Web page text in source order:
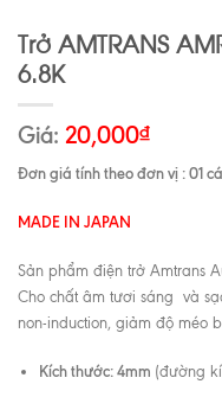
Trở AMTRANS
6.8K
Giá: 20,000₫
Đơn giá tính theo đơn vị : 01
MADE IN JAPAN
Sản phẩm điện trở Amtrans
Cho chất âm tươi sáng và
non-induction, giảm độ méo
Kích thước: 4mm (đường